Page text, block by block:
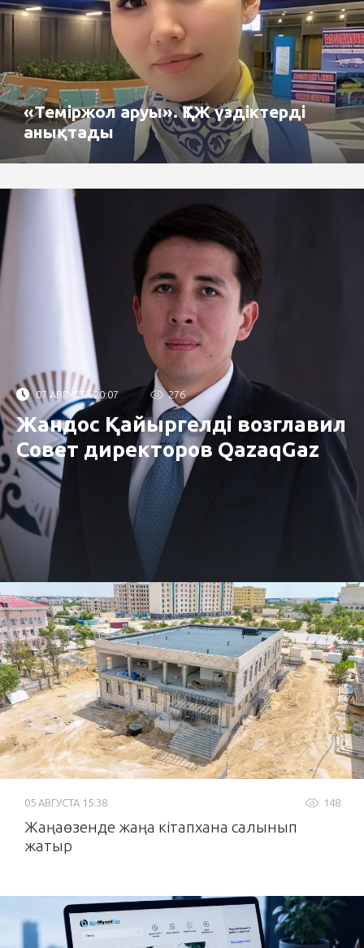
«Теміржол аруы». ҚТЖ үздіктерді
анықтады
07 АВГУСТА 20:07 276
Жандос Қайыргелді возглавил
Совет директоров QazaqGaz
148
05 АВГУСТА 15:38
Жаңаөзенде жаңа кітапхана салынып
жатыр